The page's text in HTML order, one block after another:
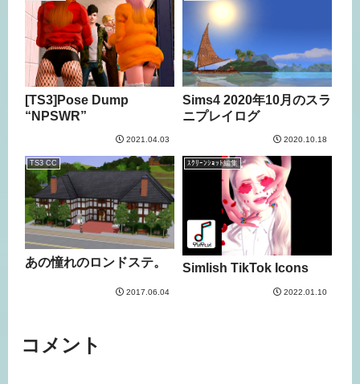
[TS3]Pose Dump
“NPSWR”
2021.04.03
Sims4 2020年10月のスラ
ニプレイログ
2020.10.18
TS3 CC
あの憧れのロンドステ。
2017.06.04
ｽｸﾘｰﾝｼｮｯﾄ編集
Simlish TikTok Icons
2022.01.10
コメント